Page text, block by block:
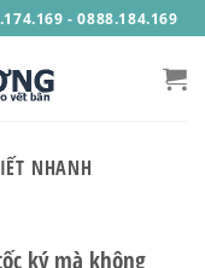
- 0888.184.169
NHANH
ký mà không